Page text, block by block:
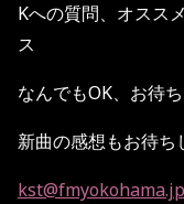
Kへの質問、オスス
ス
なんでもOK、お待ち
新曲の感想もお待ち
kst@fmyokohama.jp